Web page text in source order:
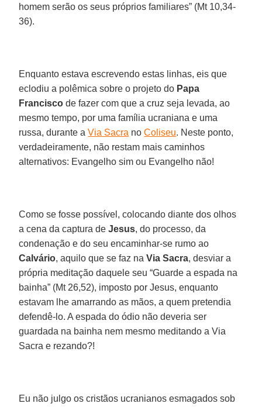
homem serão os seus próprios familiares” (Mt 10,34-
36).
Enquanto estava escrevendo estas linhas, eis que
eclodiu a polêmica sobre o projeto do Papa
Francisco de fazer com que a cruz seja levada, ao
mesmo tempo, por uma família ucraniana e uma
russa, durante aVia Sacra noColiseu. Neste ponto,
verdadeiramente, não restam mais caminhos
alternativos: Evangelho sim ou Evangelho não!
Como se fosse possível, colocando diante dos olhos
a cena da captura deJesus, do processo, da
condenação e do seu encaminhar-se rumo ao
Calvário, aquilo que se faz naVia Sacra, desviar a
própria meditação daquele seu “Guarde a espada na
bainha” (Mt 26,52), imposto por Jesus, enquanto
estavam lhe amarrando as mãos, a quem pretendia
defendê-lo. A espada do ódio não deveria ser
guardada na bainha nem mesmo meditando a Via
Sacra e rezando?!
Eu não julgo os cristãos ucranianos esmagados sob